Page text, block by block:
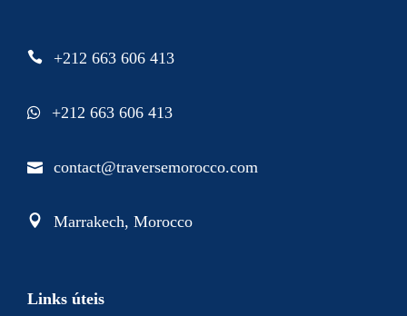
+212 663 606 413
+212 663 606 413
contact@traversemorocco.com
Marrakech, Morocco
Links úteis